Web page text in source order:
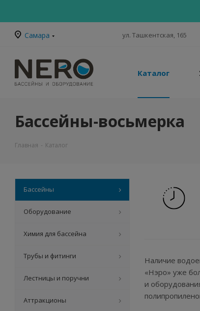
Самара ул. Ташкентская, 165
Каталог
Бассейны-восьмерка
Главная - Каталог
Наличие
«Нэро» уже
и
Бассейны
Оборудование
Химия для бассейна
Трубы и фитинги
Лестницы и поручни
Аттракционы